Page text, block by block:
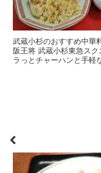
武蔵小杉のおすすめ中華
阪王将 武蔵小杉東急ス
ラっとチャーハンと手軽な